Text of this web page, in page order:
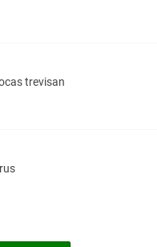
trevisan